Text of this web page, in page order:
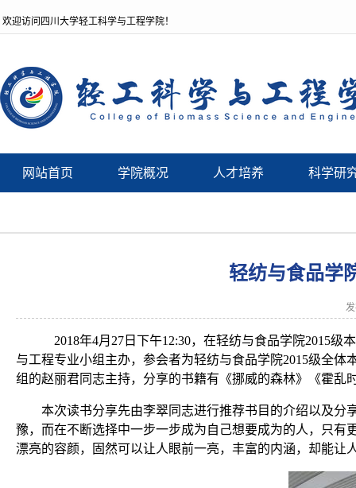
欢迎访问四川大学轻工科学与工程学院！
网站首页 学院概况 人才培养 科学研
轻纺与食品学
2018年4月 27 日下午12:30，在轻纺与食品学院2015级
与工程专业小组主办，参会者为轻纺与食品学院2015级全体
组的赵丽君同志主持，分享的书籍有《挪威的森林》《霍乱
本次读书分享先由李翠同志进行推荐书目的介绍以及分
豫，而在不断选择中一步一步成为自己想要成为的人，只
漂亮的容颜，固然可以让人眼前一亮，丰富的内涵，却能让